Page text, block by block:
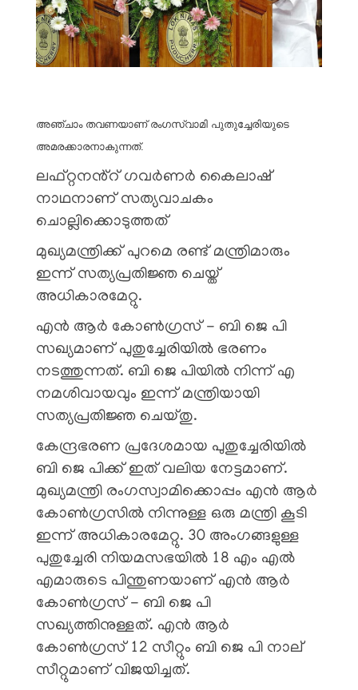
അഞ്ചാം തവണയാണ് രംഗസ്വാമി പുതുച്ചേരിയുടെ
അമരക്കാരനാകുന്നത്.
ലഫ്റ്റനൻ്റ് ഗവർണർ കൈലാഷ്
നാഥനാണ് സത്യവാചകം
ചൊല്ലിക്കൊടുത്തത്
മുഖ്യമന്ത്രിക്ക് പുറമെ രണ്ട് മന്ത്രിമാരും
ഇന്ന് സത്യപ്രതിജ്ഞ ചെയ്ത്
അധികാരമേറ്റു.
എൻ ആർ കോൺഗ്രസ് - ബി ജെ പി
സഖ്യമാണ് പുതുച്ചേരിയിൽ ഭരണം
നടത്തുന്നത്. ബി ജെ പിയിൽ നിന്ന് എ
നമശിവായവും ഇന്ന് മന്ത്രിയായി
സത്യപ്രതിജ്ഞ ചെയ്‌തു.
കേന്ദ്രഭരണ പ്രദേശമായ പുതുച്ചേരിയിൽ
ബി ജെ പിക്ക് ഇത് വലിയ നേട്ടമാണ്.
മുഖ്യമന്ത്രി രംഗസ്വാമിക്കൊപ്പം എൻ ആർ
കോൺഗ്രസിൽ നിന്നുള്ള ഒരു മന്ത്രി കൂടി
ഇന്ന് അധികാരമേറ്റു. 30 അംഗങ്ങളുള്ള
പുതുച്ചേരി നിയമസഭയിൽ 18 എം എൽ
എമാരുടെ പിന്തുണയാണ് എൻ ആർ
കോൺഗ്രസ് - ബി ജെ പി
സഖ്യത്തിനുള്ളത്. എൻ ആർ
കോൺഗ്രസ് 12 സീറ്റും ബി ജെ പി നാല്
സീറ്റുമാണ് വിജയിച്ചത്.